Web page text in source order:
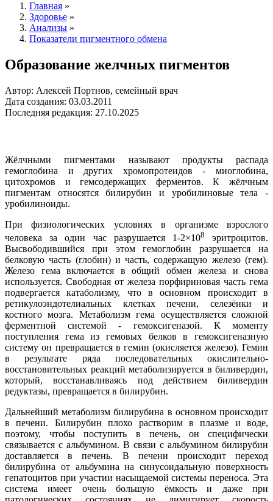
Главная »
Здоровье »
Анализы »
Показатели пигментного обмена
Образование желчных пигментов
Автор: Алексей Портнов, семейный врач
Дата создания: 03.03.2011
Последняя редакция: 27.10.2025
Жёлчными пигментами называют продукты распада
гемоглобина и других хромопротеидов - миоглобина,
цитохромов и гемсодержащих ферментов. К жёлчным
пигментам относятся билирубин и уробилиновые тела -
уробилиноиды.
При физиологических условиях в организме взрослого
человека за один час разрушается 1-2×108
эритроцитов.
Высвободившийся при этом гемоглобин разрушается на
белковую часть (глобин) и часть, содержащую железо (гем).
Железо гема включается в общий обмен железа и снова
используется. Свободная от железа порфириновая часть гема
подвергается катаболизму, что в основном происходит в
ретикулоэндотелиальных клетках печени, селезёнки и
костного мозга. Метаболизм гема осуществляется сложной
ферментной системой - гемоксигеназой. К моменту
поступления гема из гемовых белков в гемоксигеназную
систему он превращается в гемин (окисляется железо). Гемин
в результате ряда последовательных окислительно-
восстановительных реакций метаболизируется в биливердин,
который, восстанавливаясь под действием биливердин
редуктазы, превращается в билирубин.
Дальнейший метаболизм билирубина в основном происходит
в печени. Билирубин плохо растворим в плазме и воде,
поэтому, чтобы поступить в печень, он специфически
связывается с альбумином. В связи с альбумином билирубин
доставляется в печень. В печени происходит переход
билирубина от альбумина на синусоидальную поверхность
гепатоцитов при участии насыщаемой системы переноса. Эта
система имеет очень большую ёмкость и даже при